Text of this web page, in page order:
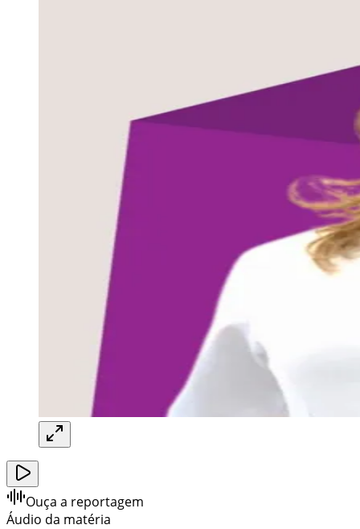
Ouça a reportagem
Áudio da matéria